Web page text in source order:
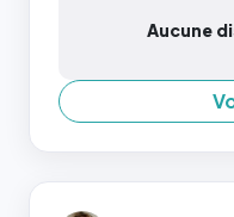
Aucune